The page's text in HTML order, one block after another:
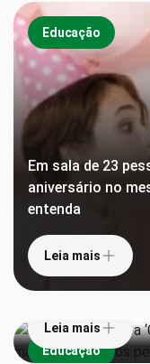
Educação
Em sala de 23
aniversário no
entenda
Leia mais
Educação
De ‘Torto Arado’
livros mais
gratuita
Leia mais
De piada em
tornou a palavra